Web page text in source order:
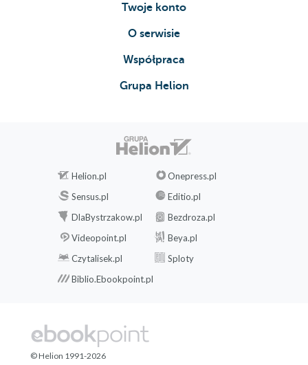
Twoje konto
O serwisie
Współpraca
Grupa Helion
Helion.pl
Onepress.pl
Sensus.pl
Editio.pl
DlaBystrzakow.pl
Bezdroza.pl
Videopoint.pl
Beya.pl
Czytalisek.pl
Sploty
Biblio.Ebookpoint.pl
© Helion 1991-2026